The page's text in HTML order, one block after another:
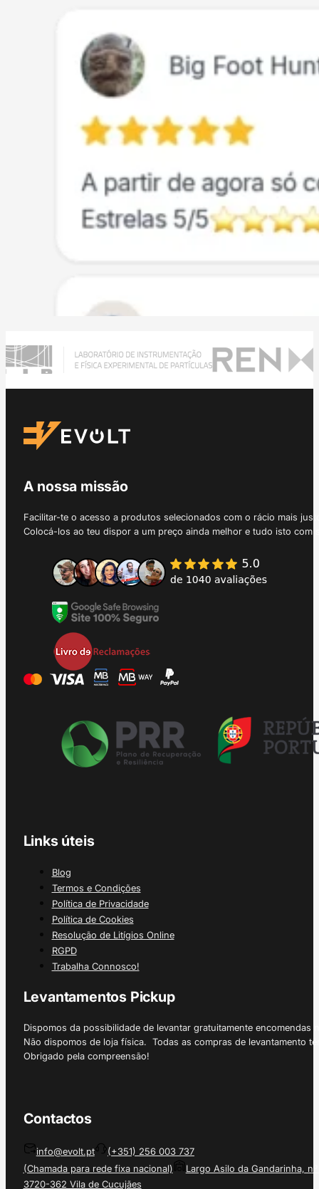
A nossa missão
Facilitar-te o acesso a produtos selecionados com o rácio mais
Colocá-los ao teu dispor a um preço ainda melhor e tudo isto
Links úteis
Blog
Termos e Condições
Política de Privacidade
Política de Cookies
Resolução de Litígios Online
RGPD
Trabalha Connosco!
Levantamentos Pickup
Dispomos da possibilidade de levantar gratuitamente
Não dispomos de loja física. Todas as compras de levantamento
Obrigado pela compreensão!
Contactos
info@evolt.pt
(+351) 256 003 737
(Chamada para rede fixa nacional)
Largo Asilo da Gandarinha, nº
3720-362 Vila de Cucujães